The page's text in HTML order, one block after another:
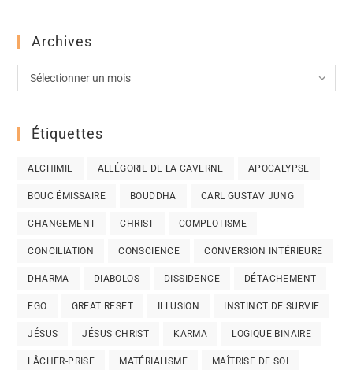
Archives
Sélectionner un mois
Étiquettes
ALCHIMIE ALLÉGORIE DE LA CAVERNE APOCALYPSE
BOUC ÉMISSAIRE BOUDDHA CARL GUSTAV JUNG
CHANGEMENT CHRIST COMPLOTISME
CONCILIATION CONSCIENCE CONVERSION INTÉRIEURE
DHARMA DIABOLOS DISSIDENCE DÉTACHEMENT
EGO GREAT RESET ILLUSION INSTINCT DE SURVIE
JÉSUS JÉSUS CHRIST KARMA LOGIQUE BINAIRE
LÂCHER-PRISE MATÉRIALISME MAÎTRISE DE SOI